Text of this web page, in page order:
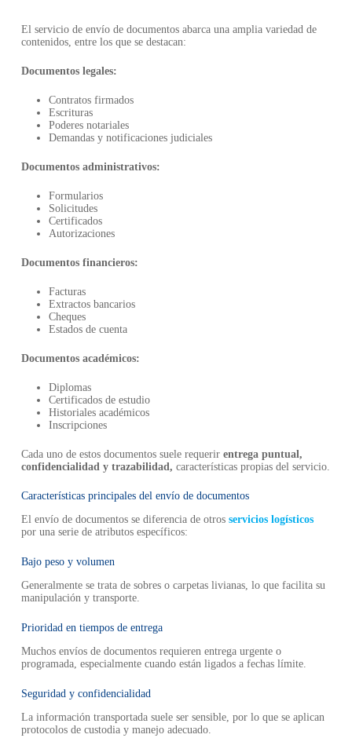
El servicio de envío de documentos abarca una amplia variedad de
contenidos, entre los que se destacan:
Documentos legales:
Contratos firmados
Escrituras
Poderes notariales
Demandas y notificaciones judiciales
Documentos administrativos:
Formularios
Solicitudes
Certificados
Autorizaciones
Documentos financieros:
Facturas
Extractos bancarios
Cheques
Estados de cuenta
Documentos académicos:
Diplomas
Certificados de estudio
Historiales académicos
Inscripciones
Cada uno de estos documentos suele requerir entrega puntual,
confidencialidad y trazabilidad, características propias del servicio.
Características principales del envío de documentos
El envío de documentos se diferencia de otros servicios logísticos
por una serie de atributos específicos:
Bajo peso y volumen
Generalmente se trata de sobres o carpetas livianas, lo que facilita su
manipulación y transporte.
Prioridad en tiempos de entrega
Muchos envíos de documentos requieren entrega urgente o
programada, especialmente cuando están ligados a fechas límite.
Seguridad y confidencialidad
La información transportada suele ser sensible, por lo que se aplican
protocolos de custodia y manejo adecuado.